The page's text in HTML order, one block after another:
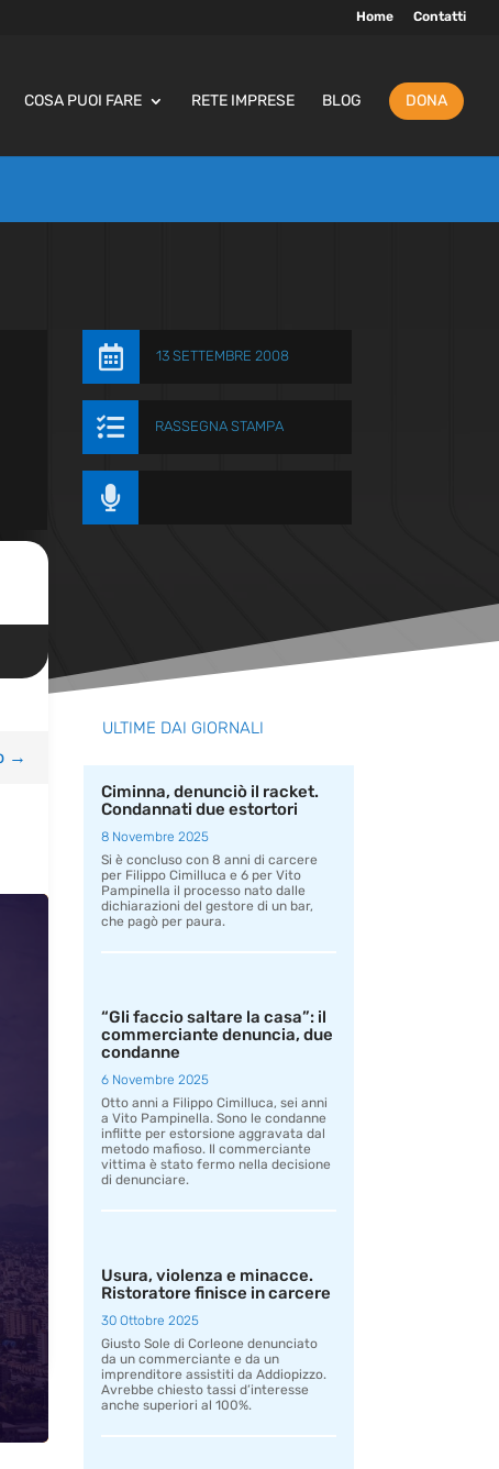
Home Contatti
COSA PUOI FARE RETE IMPRESE BLOG DONA
 13 SETTEMBRE 2008
 RASSEGNA STAMPA

→
ULTIME DAI GIORNALI
Ciminna, denunciò il racket.
Condannati due estortori
8 Novembre 2025
Si è concluso con 8 anni di carcere
per Filippo Cimilluca e 6 per Vito
Pampinella il processo nato dalle
dichiarazioni del gestore di un bar,
che pagò per paura.
“Gli faccio saltare la casa”: il
commerciante denuncia, due
condanne
6 Novembre 2025
Otto anni a Filippo Cimilluca, sei anni
a Vito Pampinella. Sono le condanne
inflitte per estorsione aggravata dal
metodo mafioso. Il commerciante
vittima è stato fermo nella decisione
di denunciare.
Usura, violenza e minacce.
Ristoratore finisce in carcere
30 Ottobre 2025
Giusto Sole di Corleone denunciato
da un commerciante e da un
imprenditore assistiti da Addiopizzo.
Avrebbe chiesto tassi d’interesse
anche superiori al 100%.